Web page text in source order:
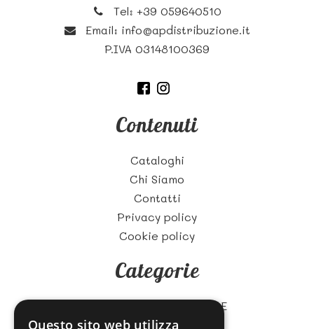
Tel:+39 059640510
Email: info@apdistribuzione.it
P.IVA 03148100369
Contenuti
Cataloghi
Chi Siamo
Contatti
Privacy policy
Cookie policy
Categorie
ZUCCHERO E CARAMELLE
BISCOTTI
Questo sito web utilizza